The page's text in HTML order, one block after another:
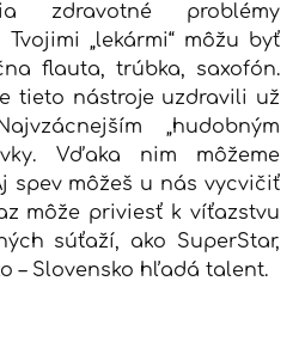
zdravotné problémy
„lekármi“ môžu byť
flauta, trúbka, saxofón.
tieto nástroje uzdravili už
„hudobným
Vďaka nim môžeme
spev môžeš u nás vycvičiť
môže priviesť k víťazstvu
súťaží, ako SuperStar,
– Slovensko hľadá talent.